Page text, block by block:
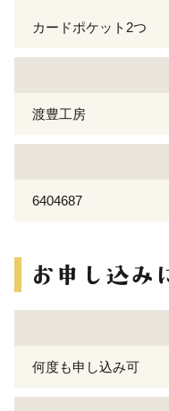
カードポケット2つ
渡豊工房
6404687
何度も申し込み可